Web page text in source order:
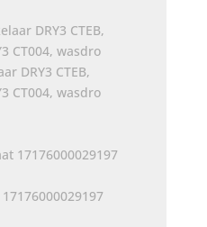
DRY3 CTEB,
CT004, wasdro